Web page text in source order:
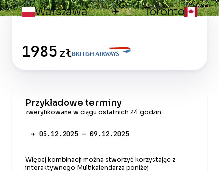
Warszawa ✈ Toronto
1985 zł
Przykładowe terminy
zweryfikowane w ciągu ostatnich 24 godzin
✈ 05.12.2025 — 09.12.2025
Więcej kombinacji można stworzyć korzystając z
interaktywnego Multikalendarza poniżej